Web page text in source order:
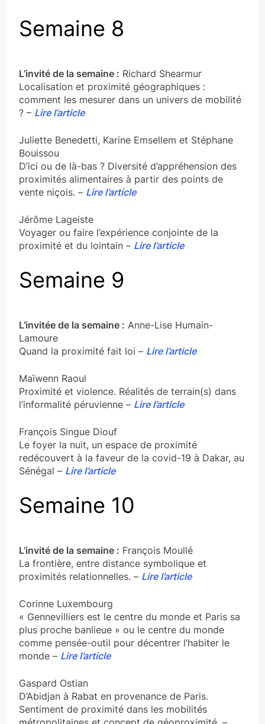
Semaine 8
L’invité de la semaine : Richard Shearmur
Localisation et proximité géographiques :
comment les mesurer dans un univers de mobilité
? – Lire l’article
Juliette Benedetti, Karine Emsellem et Stéphane
Bouissou
D’ici ou de là-bas ? Diversité d’appréhension des
proximités alimentaires à partir des points de
vente niçois. – Lire l’article
Jérôme Lageiste
Voyager ou faire l’expérience conjointe de la
proximité et du lointain – Lire l’article
Semaine 9
L’invitée de la semaine : Anne-Lise Humain-
Lamoure
Quand la proximité fait loi – Lire l’article
Maïwenn Raoul
Proximité et violence. Réalités de terrain(s) dans
l’informalité péruvienne – Lire l’article
François Singue Diouf
Le foyer la nuit, un espace de proximité
redécouvert à la faveur de la covid-19 à Dakar, au
Sénégal – Lire l’article
Semaine 10
L’invité de la semaine : François Moullé
La frontière, entre distance symbolique et
proximités relationnelles. – Lire l’article
Corinne Luxembourg
« Gennevilliers est le centre du monde et Paris sa
plus proche banlieue » ou le centre du monde
comme pensée-outil pour décentrer l’habiter le
monde – Lire l’article
Gaspard Ostian
D’Abidjan à Rabat en provenance de Paris.
Sentiment de proximité dans les mobilités